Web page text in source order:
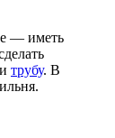
— иметь
и трубу. В